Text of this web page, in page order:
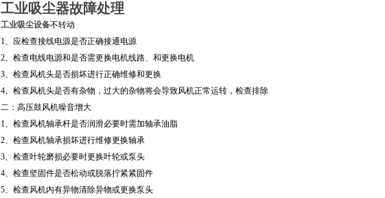
工业吸尘器故障处理
工业吸尘设备不转动
1、应检查接线电源是否正确接通电源
2、检查电线电源和是否需更换电机线路、和更换电机
3、检查风机头是否损坏进行正确维修和更换
4、检查风机头是否有杂物，过大的杂物将会导致风机正常运转，检查排除
二：高压鼓风机噪音增大
1、检查风机轴承杆是否润滑必要时需加轴承油脂
2、检查风机轴承损坏进行维修更换轴承
3、检查叶轮磨损必要时更换叶轮或泵头
4、检查坚固件是否松动或脱落拧紧紧固件
5、检查风机内有异物清除异物或更换泵头